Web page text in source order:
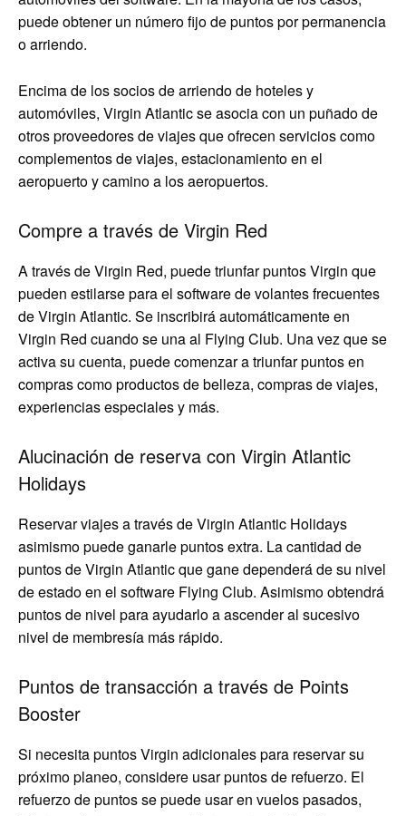
puede obtener un número fijo de puntos por permanencia
o arriendo.
Encima de los socios de arriendo de hoteles y
automóviles, Virgin Atlantic se asocia con un puñado de
otros proveedores de viajes que ofrecen servicios como
complementos de viajes, estacionamiento en el
aeropuerto y camino a los aeropuertos.
Compre a través de Virgin Red
A través de Virgin Red, puede triunfar puntos Virgin que
pueden estilarse para el software de volantes frecuentes
de Virgin Atlantic. Se inscribirá automáticamente en
Virgin Red cuando se una al Flying Club. Una vez que se
activa su cuenta, puede comenzar a triunfar puntos en
compras como productos de belleza, compras de viajes,
experiencias especiales y más.
Alucinación de reserva con Virgin Atlantic
Holidays
Reservar viajes a través de Virgin Atlantic Holidays
asimismo puede ganarle puntos extra. La cantidad de
puntos de Virgin Atlantic que gane dependerá de su nivel
de estado en el software Flying Club. Asimismo obtendrá
puntos de nivel para ayudarlo a ascender al sucesivo
nivel de membresía más rápido.
Puntos de transacción a través de Points
Booster
Si necesita puntos Virgin adicionales para reservar su
próximo planeo, considere usar puntos de refuerzo. El
refuerzo de puntos se puede usar en vuelos pasados,